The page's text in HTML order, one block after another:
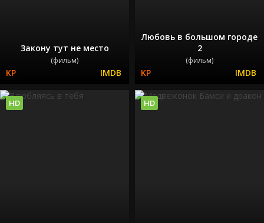
Закону тут не место
(фильм)
Любовь в большом городе
2
(фильм)
HD HD